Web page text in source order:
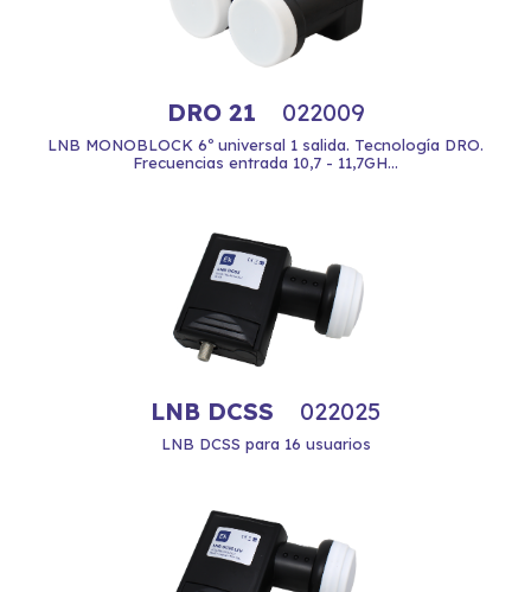
DRO 21 022009
LNB MONOBLOCK 6º universal 1 salida. Tecnología DRO.
Frecuencias entrada 10,7 - 11,7GH...
LNB DCSS 022025
LNB DCSS para 16 usuarios